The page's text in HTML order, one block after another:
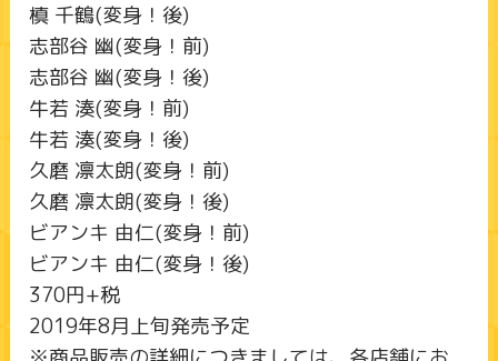
槙 千鶴(変身！後)
志部谷 幽(変身！前)
志部谷 幽(変身！後)
牛若 湊(変身！前)
牛若 湊(変身！後)
久磨 凛太朗(変身！前)
久磨 凛太朗(変身！後)
ビアンキ 由仁(変身！前)
ビアンキ 由仁(変身！後)
370円+税
2019年8月上旬発売予定